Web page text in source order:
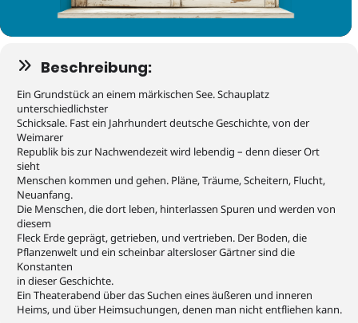
Beschreibung:
Ein Grundstück an einem märkischen See. Schauplatz
unterschiedlichster
Schicksale. Fast ein Jahrhundert deutsche Geschichte, von der
Weimarer
Republik bis zur Nachwendezeit wird lebendig – denn dieser Ort
sieht
Menschen kommen und gehen. Pläne, Träume, Scheitern, Flucht,
Neuanfang.
Die Menschen, die dort leben, hinterlassen Spuren und werden von
diesem
Fleck Erde geprägt, getrieben, und vertrieben. Der Boden, die
Pflanzenwelt und ein scheinbar altersloser Gärtner sind die
Konstanten
in dieser Geschichte.
Ein Theaterabend über das Suchen eines äußeren und inneren
Heims, und über Heimsuchungen, denen man nicht entfliehen kann.